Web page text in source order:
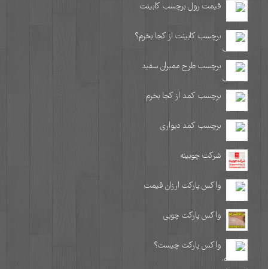
قیمت رول برچسب کابینت
برچسب کابینت از کجا بخرم؟
برچسب طرح ممبران سفید
برچسب کمد از کجا بخرم
برچسب کمد دیواری
شرکت چوبینه
واکس پارکت ارزان قیمت
واکس پارکت چوبی
واکس پارکت چیست؟